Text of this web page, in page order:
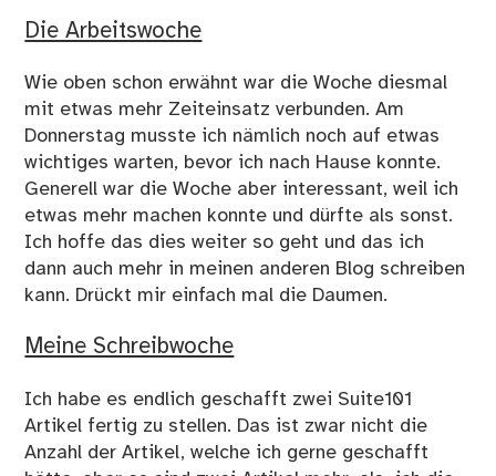
Die Arbeitswoche
Wie oben schon erwähnt war die Woche diesmal
mit etwas mehr Zeiteinsatz verbunden. Am
Donnerstag musste ich nämlich noch auf etwas
wichtiges warten, bevor ich nach Hause konnte.
Generell war die Woche aber interessant, weil ich
etwas mehr machen konnte und dürfte als sonst.
Ich hoffe das dies weiter so geht und das ich
dann auch mehr in meinen anderen Blog schreiben
kann. Drückt mir einfach mal die Daumen.
Meine Schreibwoche
Ich habe es endlich geschafft zwei Suite101
Artikel fertig zu stellen. Das ist zwar nicht die
Anzahl der Artikel, welche ich gerne geschafft